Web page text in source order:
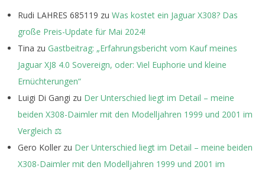
Rudi LAHRES 685119 zu Was kostet ein Jaguar X308? Das
große Preis-Update für Mai 2024!
Tina zu Gastbeitrag: „Erfahrungsbericht vom Kauf meines
Jaguar XJ8 4.0 Sovereign, oder: Viel Euphorie und kleine
Ernüchterungen“
Luigi Di Gangi zu Der Unterschied liegt im Detail – meine
beiden X308-Daimler mit den Modelljahren 1999 und 2001 im
Vergleich ⚖️
Gero Koller zu Der Unterschied liegt im Detail – meine beiden
X308-Daimler mit den Modelljahren 1999 und 2001 im